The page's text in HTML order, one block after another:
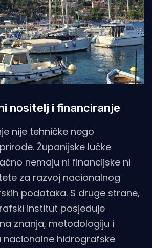
nositelj i financiranje
nije tehničke nego
Županijske lučke
nemaju ni financijske ni
za razvoj nacionalnog
podataka. S druge strane,
institut posjeduje
znanja, metodologiju i
nacionalne hidrografske